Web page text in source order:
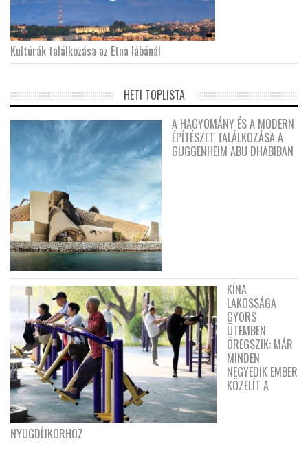
Kultúrák találkozása az Etna lábánál
HETI TOPLISTA
A HAGYOMÁNY ÉS A MODERN
ÉPÍTÉSZET TALÁLKOZÁSA A
GUGGENHEIM ABU DHABIBAN
KÍNA
LAKOSSÁGA
GYORS
ÜTEMBEN
ÖREGSZIK: MÁR
MINDEN
NEGYEDIK EMBER
KÖZELÍT A
NYUGDÍJKORHOZ